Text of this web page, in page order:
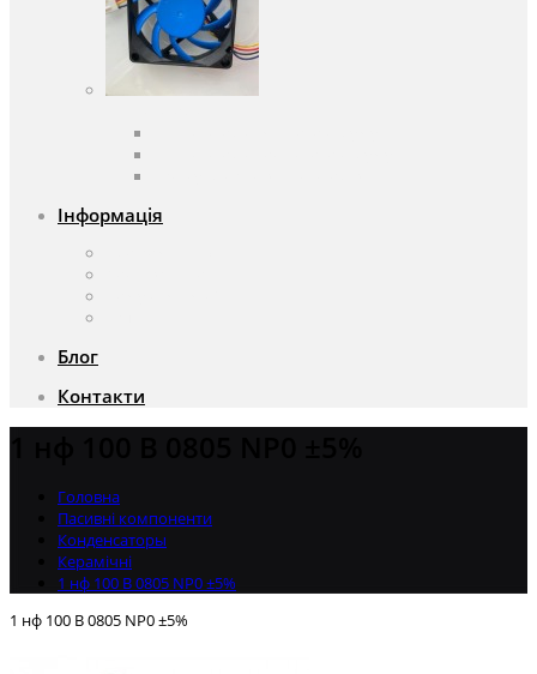
Інформація
Блог
Контакти
Головна
Пасивні компоненти
Конденсаторы
Керамічні
1 нф 100 В 0805 NP0 ±5%
1 нф 100 В 0805 NP0 ±5%